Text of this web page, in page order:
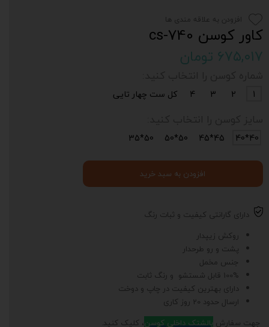
کاور کوسن cs-740
۶۷۵,۰۱۷ تومان
دارای گارانتی کیفیت و ثبات رنگ
روکش زیپدار
پشت و رو طرحدار
جنس مخمل
100% قابل شستشو و رنگ ثابت
دارای بهترین کیفیت در چاپ و دوخت
ارسال حدود 20 روز کاری
جهت سفارش بالشتک داخلی کوسن، کلیک کنید.
1
2
3
4 کل ست چهار تایی
40*40
45*45
50*50
50*35
افزودن به سبد خرید
افزودن به علاقه مندی ها